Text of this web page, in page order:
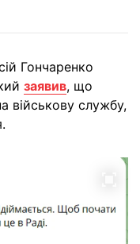
Гончаренко
заявив, що
військову службу,